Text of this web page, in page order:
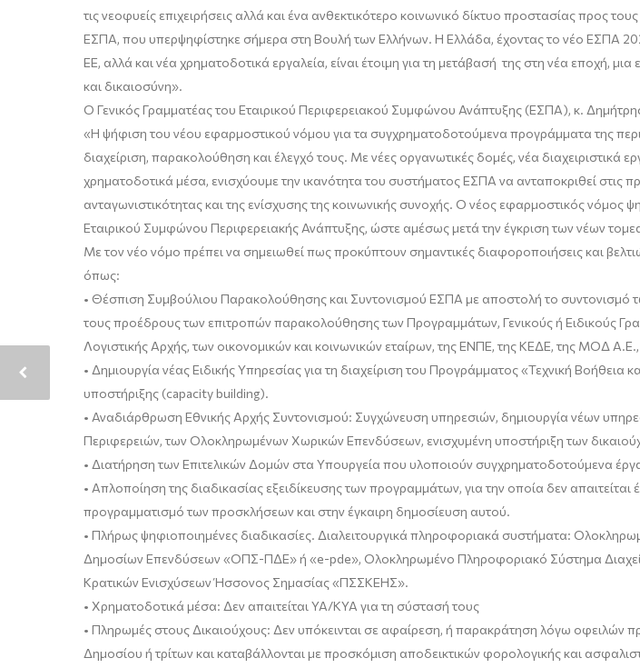
τις νεοφυείς επιχειρήσεις αλλά και ένα ανθεκτικότερο κοινωνικό δίκτυο προστασίας προς
ΕΣΠΑ, που υπερψηφίστηκε σήμερα στη Βουλή των Ελλήνων. Η Ελλάδα, έχοντας το νέο ΕΣΠΑ
ΕΕ, αλλά και νέα χρηματοδοτικά εργαλεία, είναι έτοιμη για τη μετάβασή της στη νέα εποχή,
και δικαιοσύνη».
Ο Γενικός Γραμματέας του Εταιρικού Περιφερειακού Συμφώνου Ανάπτυξης (ΕΣΠΑ), κ.
«Η ψήφιση του νέου εφαρμοστικού νόμου για τα συγχρηματοδοτούμενα προγράμματα της
διαχείριση, παρακολούθηση και έλεγχό τους. Με νέες οργανωτικές δομές, νέα
χρηματοδοτικά μέσα, ενισχύουμε την ικανότητα του συστήματος ΕΣΠΑ να ανταποκριθεί στις
ανταγωνιστικότητας και της ενίσχυσης της κοινωνικής συνοχής. Ο νέος εφαρμοστικόςνόμος
Εταιρικού Συμφώνου Περιφερειακής Ανάπτυξης, ώστε αμέσως μετά την έγκριση των νέων
Με τον νέο νόμο πρέπει να σημειωθεί πως προκύπτουν σημαντικές διαφοροποιήσεις και
όπως:
• Θέσπιση Συμβούλιου Παρακολούθησης και Συντονισμού ΕΣΠA με αποστολή το συντονισμό
τους προέδρους των επιτροπών παρακολούθησης των Προγραμμάτων, Γενικούς ή Ειδικούς
Λογιστικής Αρχής, των οικονομικών και κοινωνικών εταίρων, της ΕΝΠΕ, της ΚΕΔΕ, της ΜΟΔ
• Δημιουργία νέας Ειδικής Υπηρεσίας για τη διαχείριση του Προγράμματος «Τεχνική
υποστήριξης (capacitybuilding).
• Αναδιάρθρωση Εθνικής Αρχής Συντονισμού: Συγχώνευση υπηρεσιών, δημιουργία νέων
Περιφερειών, των Ολοκληρωμένων Χωρικών Επενδύσεων, ενισχυμένη υποστήριξη των
• Διατήρηση των Επιτελικών Δομών στα Υπουργεία που υλοποιούν συγχρηματοδοτούμενα
• Απλοποίηση της διαδικασίας εξειδίκευσης των προγραμμάτων, για την οποία δεν
προγραμματισμό των προσκλήσεων και στην έγκαιρη δημοσίευση αυτού.
• Πλήρως ψηφιοποιημένες διαδικασίες. Διαλειτουργικά πληροφοριακά συστήματα:
Δημοσίων Επενδύσεων «ΟΠΣ-ΠΔΕ» ή «e-pde», Ολοκληρωμένο Πληροφοριακό Σύστημα
Κρατικών Ενισχύσεων Ήσσονος Σημασίας «ΠΣΣΚΕΗΣ».
• Χρηματοδοτικά μέσα: Δεν απαιτείται ΥΑ/ΚΥΑ για τη σύστασή τους
• Πληρωμές στους Δικαιούχους: Δεν υπόκεινται σε αφαίρεση, ή παρακράτηση λόγω οφειλών
Δημοσίου ή τρίτων και καταβάλλονται με προσκόμιση αποδεικτικών φορολογικής και